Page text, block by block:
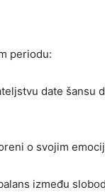
periodu:
date šansu
o svojim
između